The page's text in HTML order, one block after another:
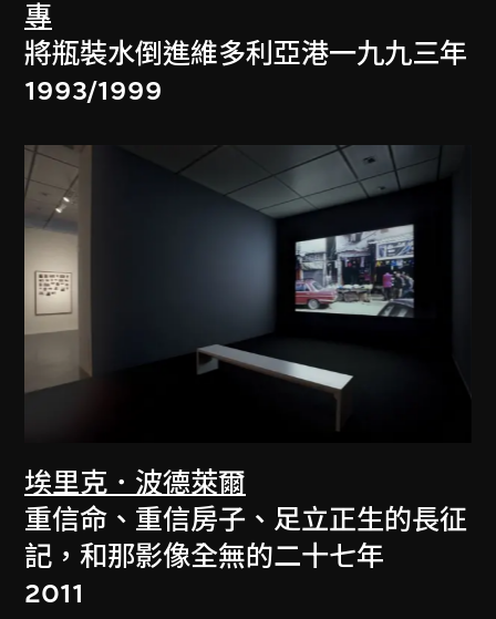
專
將瓶裝水倒進維多利亞港一九九三年
1993/1999
埃里克．波德萊爾
重信命、重信房子、足立正生的長征
記，和那影像全無的二十七年
2011